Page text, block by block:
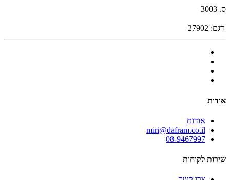
ס. 3003
דגם: 27902
אודות
אודות
miri@dafram.co.il
08-9467997
שירות לקוחות